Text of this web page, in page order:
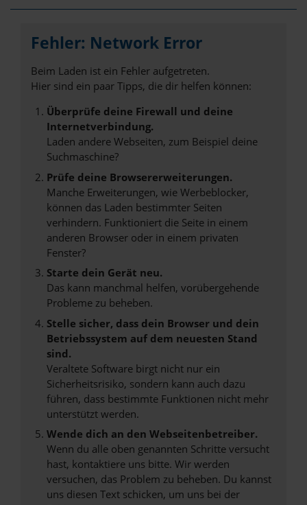
Fehler: Network Error
Beim Laden ist ein Fehler aufgetreten.
Hier sind ein paar Tipps, die dir helfen können:
Überprüfe deine Firewall und deine
Internetverbindung.
Laden andere Webseiten, zum Beispiel deine
Suchmaschine?
Prüfe deine Browsererweiterungen.
Manche Erweiterungen, wie Werbeblocker,
können das Laden bestimmter Seiten
verhindern. Funktioniert die Seite in einem
anderen Browser oder in einem privaten
Fenster?
Starte dein Gerät neu.
Das kann manchmal helfen, vorübergehende
Probleme zu beheben.
Stelle sicher, dass dein Browser und dein
Betriebssystem auf dem neuesten Stand
sind.
Veraltete Software birgt nicht nur ein
Sicherheitsrisiko, sondern kann auch dazu
führen, dass bestimmte Funktionen nicht mehr
unterstützt werden.
Wende dich an den Webseitenbetreiber.
Wenn du alle oben genannten Schritte versucht
hast, kontaktiere uns bitte. Wir werden
versuchen, das Problem zu beheben. Du kannst
uns diesen Text schicken, um uns bei der